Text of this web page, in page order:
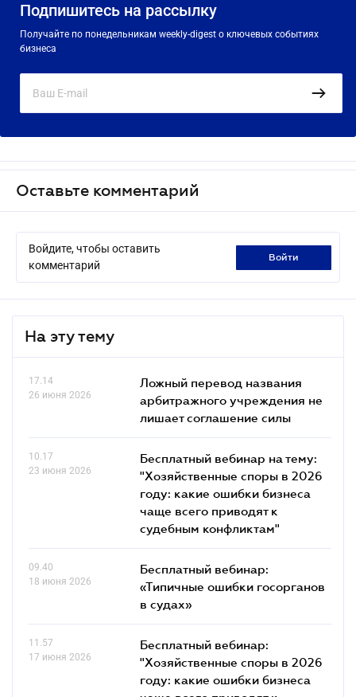
Подпишитесь на рассылку
Получайте по понедельникам weekly-digest о ключевых событиях
бизнеса
Оставьте комментарий
Войдите, чтобы оставить
комментарий
войти
На эту тему
17.14
26 июня 2026
Ложный перевод названия
арбитражного учреждения не
лишает соглашение силы
10.17
23 июня 2026
Бесплатный вебинар на тему:
"Хозяйственные споры в 2026
году: какие ошибки бизнеса
чаще всего приводят к
судебным конфликтам"
09.40
18 июня 2026
Бесплатный вебинар:
«Типичные ошибки госорганов
в судах»
11.57
17 июня 2026
Бесплатный вебинар:
"Хозяйственные споры в 2026
году: какие ошибки бизнеса